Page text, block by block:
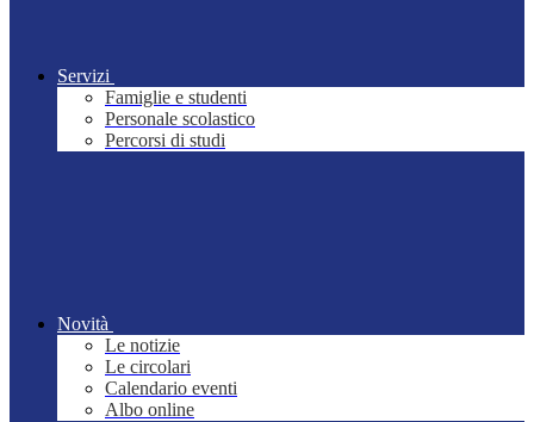
Servizi
Famiglie e studenti
Personale scolastico
Percorsi di studi
Novità
Le notizie
Le circolari
Calendario eventi
Albo online